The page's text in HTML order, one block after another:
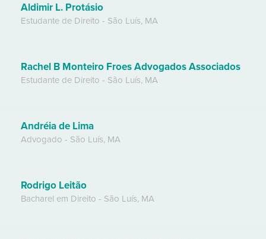
Aldimir L. Protásio
Estudante de Direito - São Luís, MA
Rachel B Monteiro Froes Advogados Associados
Estudante de Direito - São Luís, MA
Andréia de Lima
Advogado - São Luís, MA
Rodrigo Leitão
Bacharel em Direito - São Luís, MA